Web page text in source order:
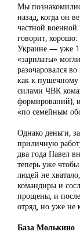
Мы
назад, когда он
частной
говорит,
Украине — уже
«зарплаты»
разочаровался
как к пушечному
силами ЧВК
формирований),
«по семейным
Однако деньги,
приличную
два года Павел
теперь уже
людей не
командиры и
прощены, и
отряд, но уже не
База Молькино